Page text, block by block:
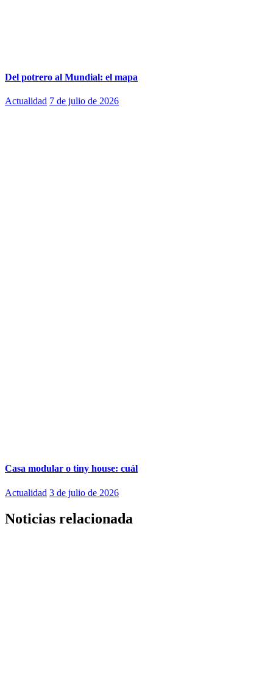
Del potrero al Mundial: el mapa
Actualidad 7 de julio de 2026
Casa modular o tiny house: cuál
Actualidad 3 de julio de 2026
Noticias relacionada